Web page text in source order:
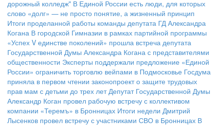
дорожный колледж" В Единой России есть люди, для которых
слово «долг» — не просто понятие, а жизненный принцип
Итоги проделанной работы команды депутата ГД Александра
Когана В городской Гимназии в рамках партийной программы
«Успех V единстве поколений» прошла встреча депутата
Государственной Думы Александра Когана с представителями
общественности Эксперты поддержали предложение «Единой
России» ограничить торговлю вейпами в Подмосковье Госдума
приняла в первом чтении законопроект о защите трудовых
прав мам с детьми до трех лет Депутат Государственной Думы
Александр Коган провел рабочую встречу с коллективом
компании «Теремъ» в Бронницах Итоги недели Дмитрий
Лысенков провел встречу с участниками СВО в Бронницах В